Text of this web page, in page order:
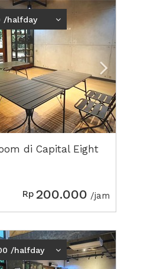
Next2
/halfday
di Capital Eight
Rp 200.000 /jam
Next2
/halfday